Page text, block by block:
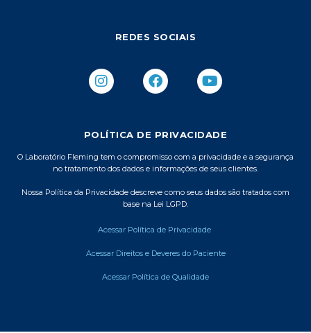
REDES SOCIAIS
I
n
a
r
a
m
F
a
b
o
k
Y
o
u
e
POLÍTICA DE PRIVACIDADE
O Laboratório Fleming tem o compromisso com a privacidade e a segurança
no tratamento dos dados e informações de seus clientes.
Nossa Política da Privacidade descreve como seus dados são tratados com
base na Lei LGPD.
Acessar Política de Privacidade
Acessar Direitos e Deveres do Paciente
Acessar Política de Qualidade